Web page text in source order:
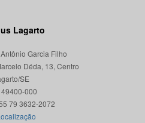
Lagarto
Garcia Filho
Déda, 13, Centro
SE
000